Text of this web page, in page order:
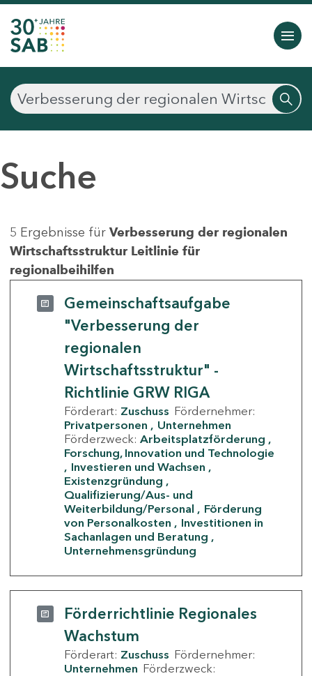
Suche
5 Ergebnisse für Verbesserung der regionalen
Wirtschaftsstruktur Leitlinie für
regionalbeihilfen
Gemeinschaftsaufgabe
"Verbesserung der
regionalen
Wirtschaftsstruktur" -
Richtlinie GRW RIGA
Förderart: Zuschuss Fördernehmer:
Privatpersonen
Unternehmen
Förderzweck: Arbeitsplatzförderung
Forschung, Innovation und Technologie
Investieren und Wachsen
Existenzgründung
Qualifizierung/Aus- und
Weiterbildung/Personal
Förderung
von Personalkosten
Investitionen in
Sachanlagen und Beratung
Unternehmensgründung
Förderrichtlinie Regionales
Wachstum
Förderart: Zuschuss Fördernehmer:
Unternehmen Förderzweck: